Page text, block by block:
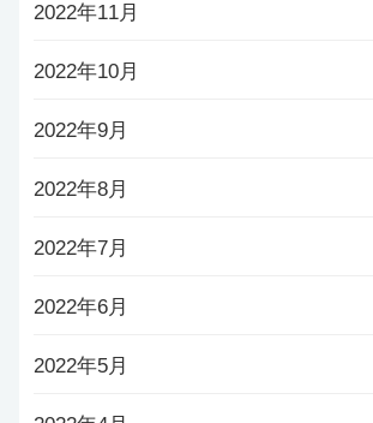
2022年11月
2022年10月
2022年9月
2022年8月
2022年7月
2022年6月
2022年5月